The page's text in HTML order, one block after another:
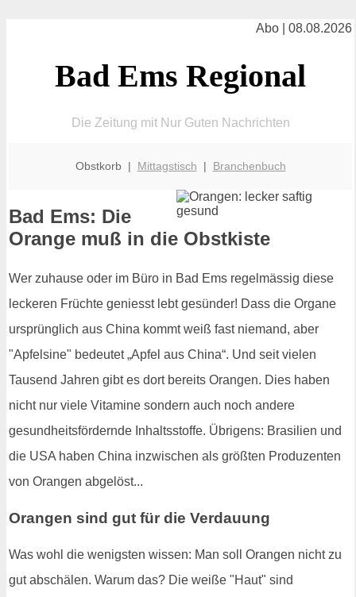
Abo | 08.08.2026
Bad Ems Regional
Die Zeitung mit Nur Guten Nachrichten
Obstkorb | Mittagstisch | Branchenbuch
Bad Ems: Die
Orange muß in die Obstkiste
Wer zuhause oder im Büro in Bad Ems regelmässig diese
leckeren Früchte geniesst lebt gesünder! Dass die Organe
ursprünglich aus China kommt weiß fast niemand, aber
"Apfelsine" bedeutet „Apfel aus China“. Und seit vielen
Tausend Jahren gibt es dort bereits Orangen. Dies haben
nicht nur viele Vitamine sondern auch noch andere
gesundheitsfördernde Inhaltsstoffe. Übrigens: Brasilien und
die USA haben China inzwischen als größten Produzenten
von Orangen abgelöst...
Orangen sind gut für die Verdauung
Was wohl die wenigsten wissen: Man soll Orangen nicht zu
gut abschälen. Warum das? Die weiße "Haut" sind